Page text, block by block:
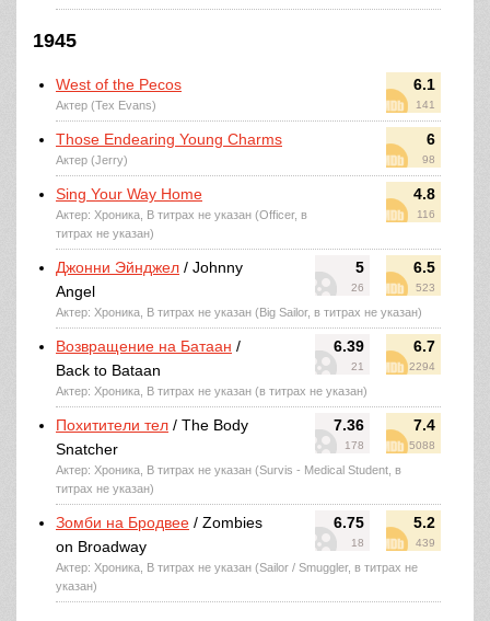
1945
6.1
141
West of the Pecos
Актер (Tex Evans)
6
98
Those Endearing Young Charms
Актер (Jerry)
4.8
116
Sing Your Way Home
Актер: Хроника, В титрах не указан (Officer, в
титрах не указан)
5
26
6.5
523
Джонни Эйнджел / Johnny
Angel
Актер: Хроника, В титрах не указан (Big Sailor, в титрах не указан)
6.39
21
6.7
2294
Возвращение на Батаан /
Back to Bataan
Актер: Хроника, В титрах не указан (в титрах не указан)
7.36
178
7.4
5088
Похитители тел / The Body
Snatcher
Актер: Хроника, В титрах не указан (Survis - Medical Student, в
титрах не указан)
6.75
18
5.2
439
Зомби на Бродвее / Zombies
on Broadway
Актер: Хроника, В титрах не указан (Sailor / Smuggler, в титрах не
указан)